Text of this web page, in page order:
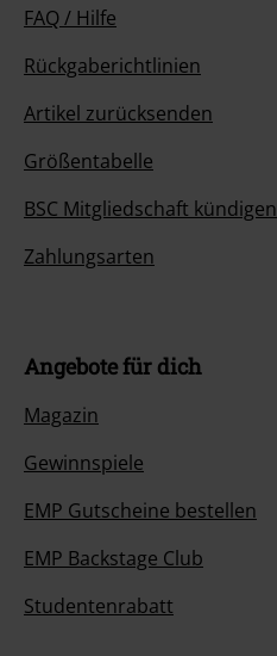
FAQ / Hilfe
Rückgaberichtlinien
Artikel zurücksenden
Größentabelle
BSC Mitgliedschaft kündigen
Zahlungsarten
Angebote für dich
Magazin
Gewinnspiele
EMP Gutscheine bestellen
EMP Backstage Club
Studentenrabatt